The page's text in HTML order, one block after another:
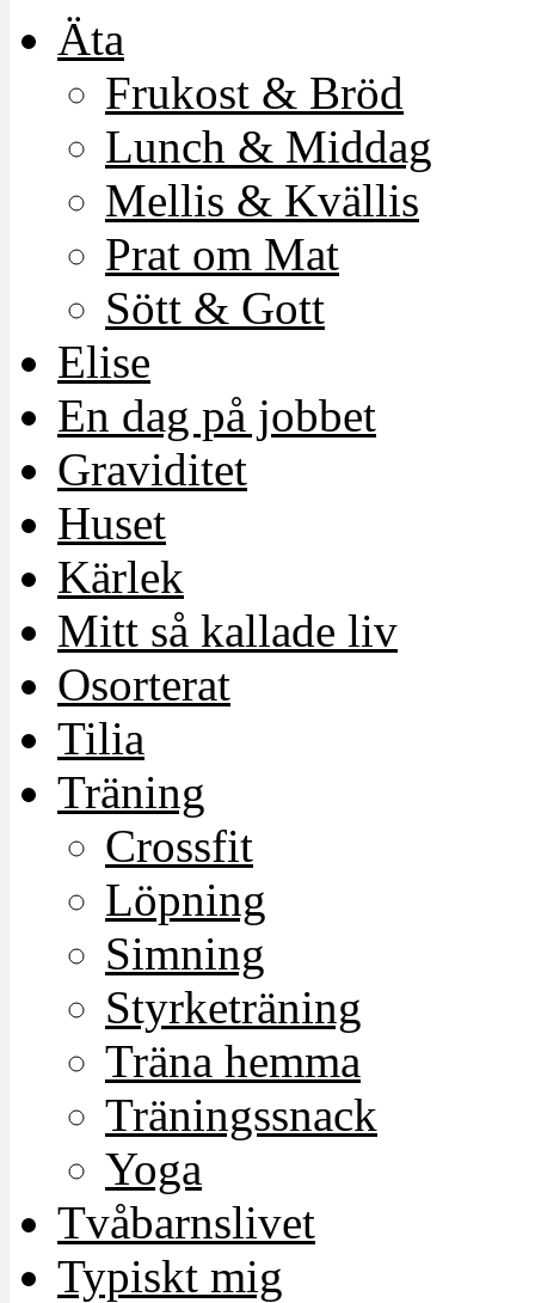
Äta
Frukost & Bröd
Lunch & Middag
Mellis & Kvällis
Prat om Mat
Sött & Gott
Elise
En dag på jobbet
Graviditet
Huset
Kärlek
Mitt så kallade liv
Osorterat
Tilia
Träning
Crossfit
Löpning
Simning
Styrketräning
Träna hemma
Träningssnack
Yoga
Tvåbarnslivet
Typiskt mig